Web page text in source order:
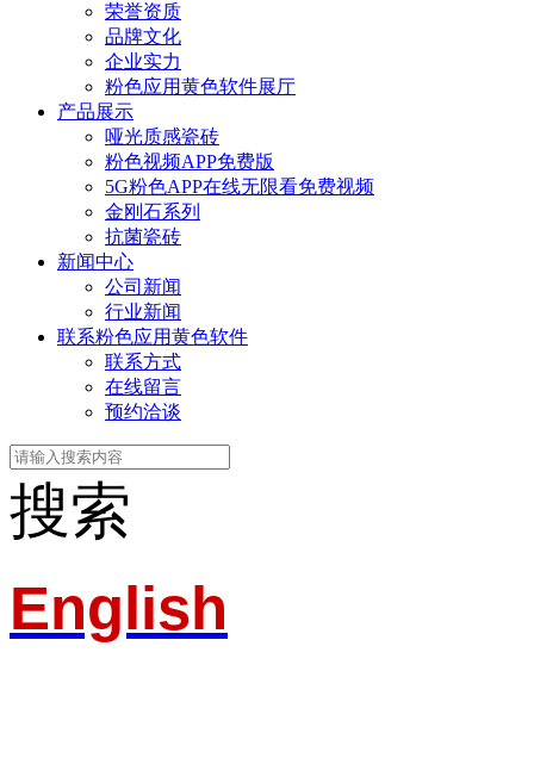
荣誉资质
品牌文化
企业实力
粉色应用黄色软件展厅
产品展示
哑光质感瓷砖
粉色视频APP免费版
5G粉色APP在线无限看免费视频
金刚石系列
抗菌瓷砖
新闻中心
公司新闻
行业新闻
联系粉色应用黄色软件
联系方式
在线留言
预约洽谈
搜索
English